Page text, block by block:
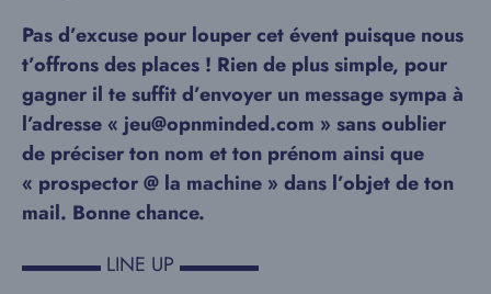
Pas d’excuse pour louper cet évent puisque nous
t’offrons des places ! Rien de plus simple, pour
gagner il te suffit d’envoyer un message sympa à
l’adresse « jeu@opnminded.com » sans oublier
de préciser ton nom et ton prénom ainsi que
« prospector @ la machine » dans l’objet de ton
mail. Bonne chance.
▬▬▬▬ LINE UP ▬▬▬▬